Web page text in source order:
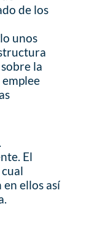
de los
unos
la
El
ellos así